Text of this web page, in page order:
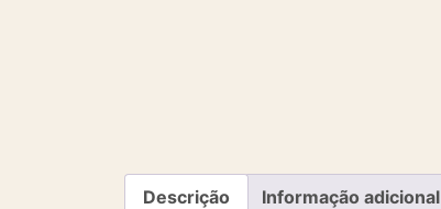
Descrição Informação adicional